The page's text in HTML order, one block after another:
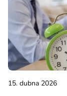
15. dubna 2026